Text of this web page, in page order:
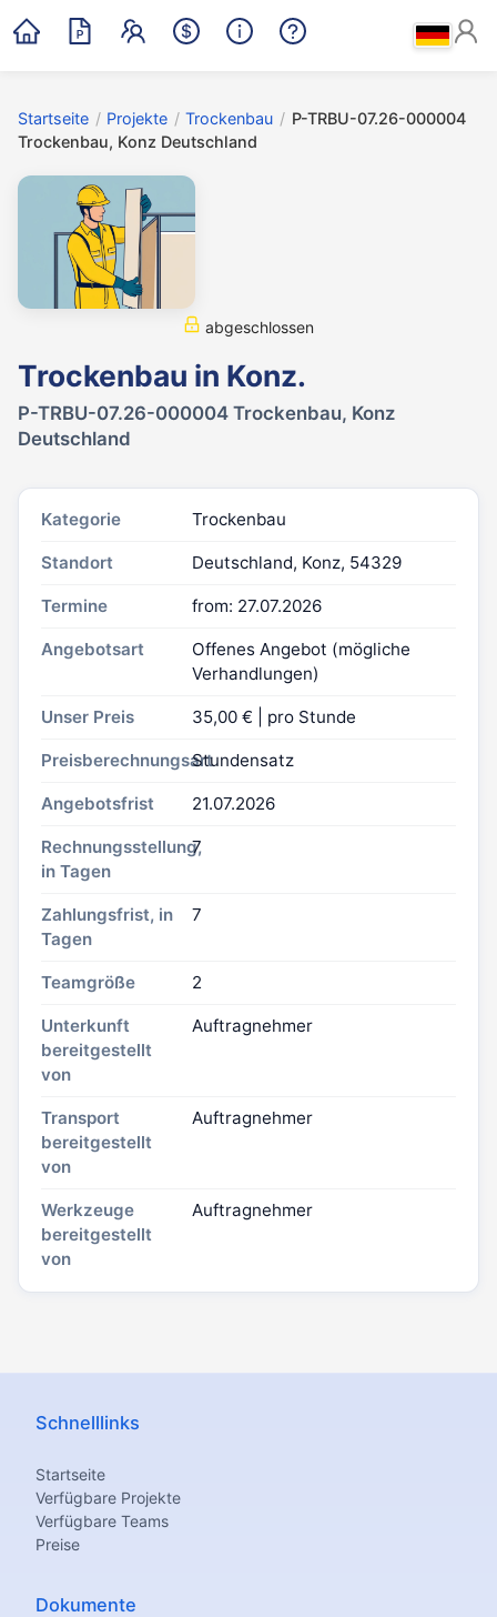
Startseite / Projekte / Trockenbau / P-TRBU-07.26-000004
Trockenbau, Konz Deutschland
abgeschlossen
Trockenbau in Konz.
P-TRBU-07.26-000004 Trockenbau, Konz
Deutschland
Kategorie Trockenbau
Standort Deutschland, Konz, 54329
Termine from: 27.07.2026
Angebotsart
Offenes Angebot (mögliche
Verhandlungen)
Unser Preis 35,00 € | pro Stunde
PreisberechnungsartStundensatz
Angebotsfrist 21.07.2026
Rechnungsstellung,
in Tagen
7
Zahlungsfrist, in
Tagen
7
Teamgröße 2
Unterkunft
bereitgestellt
von
Auftragnehmer
Transport
bereitgestellt
von
Auftragnehmer
Werkzeuge
bereitgestellt
von
Auftragnehmer
Schnelllinks
Startseite
Verfügbare Projekte
Verfügbare Teams
Preise
Dokumente